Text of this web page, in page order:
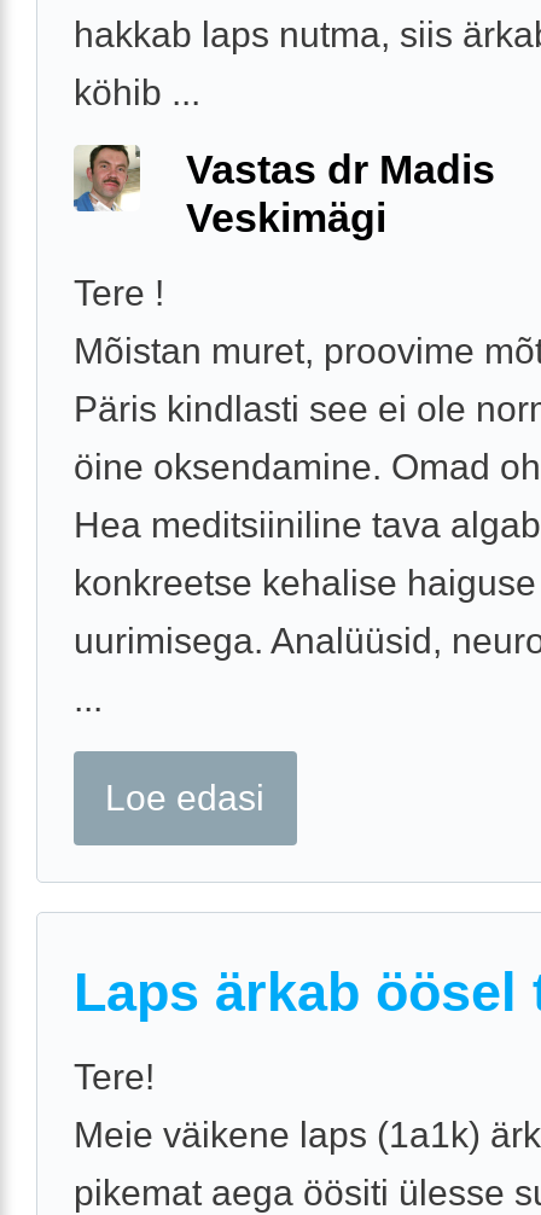
hakkab laps nutma, siis
köhib ...
Vastas dr Madis
Veskimägi
Tere !
Mõistan muret, proovime
Päris kindlasti see ei ole
öine oksendamine. Omad
Hea meditsiiniline tava algab
konkreetse kehalise haiguse
uurimisega. Analüüsid,
...
Loe edasi
Laps ärkab öösel
Tere!
Meie väikene laps (1a1k)
pikemat aega öösiti ülesse